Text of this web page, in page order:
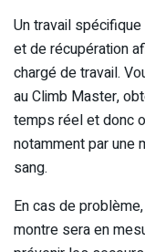
Un travail
et de récupération
chargé de travail.
au Climb Master,
temps réel et donc
notamment par une
sang.
En cas de
montre sera en